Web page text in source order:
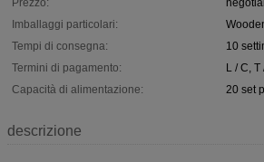
Prezzo:
Imballaggi particolari:
Tempi di consegna:
10
Termini di pagamento:
L / C, T
Capacità di alimentazione:
20 set
descrizione